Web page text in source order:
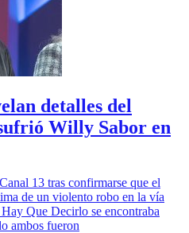
detalles del
Willy Sabor en
13 tras confirmarse que el
de un violento robo en la vía
Que Decirlo se encontraba
ambos fueron